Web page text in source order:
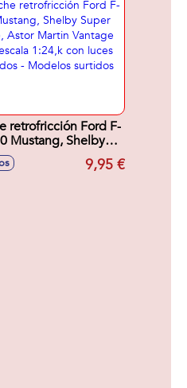
retrofricción Ford F-
Mustang, Shelby
Snake, Astor Martin
GT3, escala9,95 €